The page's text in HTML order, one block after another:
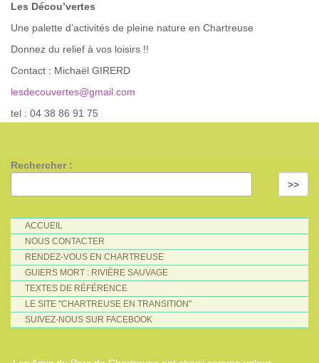
Les Décou’vertes
Une palette d’activités de pleine nature en Chartreuse
Donnez du relief à vos loisirs !!
Contact : Michaël GIRERD
lesdecouvertes@gmail.com
tel : 04 38 86 91 75
Rechercher :
>>
ACCUEIL
NOUS CONTACTER
RENDEZ-VOUS EN CHARTREUSE
GUIERS MORT : RIVIÈRE SAUVAGE
TEXTES DE RÉFÉRENCE
LE SITE "CHARTREUSE EN TRANSITION"
SUIVEZ-NOUS SUR FACEBOOK